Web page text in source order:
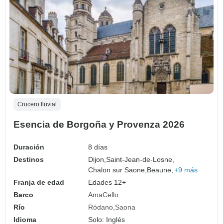
Crucero fluvial
Esencia de Borgoña y Provenza 2026
Duración
8 días
Destinos
Dijon,Saint-Jean-de-Losne,
Chalon sur Saone, Beaune, +9 más
Franja de edad
Edades 12+
Barco
AmaCello
Río
Ródano Saona
Idioma
Solo: Inglés